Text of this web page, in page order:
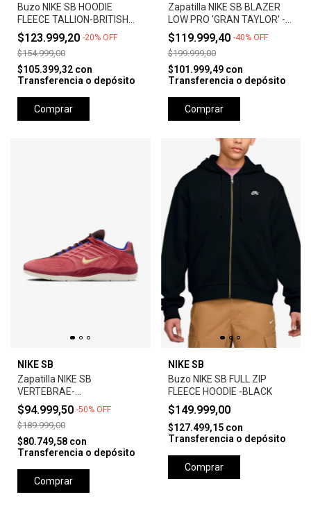
Buzo NIKE SB HOODIE
FLEECE TALLION-BRITISH
TAN
$123.999,20 -20% OFF
$154.999,00
$105.399,32 con
Transferencia o depósito
Comprar
Zapatilla NIKE SB BLAZER
LOW PRO 'GRAN TAYLOR' -
SUMMIT WHITE
$119.999,40 -40% OFF
$199.999,00
$101.999,49 con
Transferencia o depósito
Comprar
NIKE SB
Zapatilla NIKE SB
VERTEBRAE-
ADOBE/EARTH/NOBLE
RED/MELON TINT
$94.999,50 -50% OFF
$189.999,00
$80.749,58 con
Transferencia o depósito
Comprar
NIKE SB
Buzo NIKE SB FULL ZIP
FLEECE HOODIE -BLACK
$149.999,00
$127.499,15 con
Transferencia o depósito
Comprar